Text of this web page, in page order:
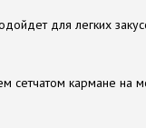
для легких
сетчатом кармане на